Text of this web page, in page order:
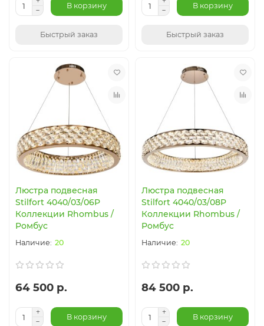
В корзину
Быстрый заказ
В корзину
Быстрый заказ
Люстра подвесная
Stilfort 4040/03/06P
Коллекции Rhombus /
Ромбус
20
64 500 р.
В корзину
Люстра подвесная
Stilfort 4040/03/08P
Коллекции Rhombus /
Ромбус
20
84 500 р.
В корзину